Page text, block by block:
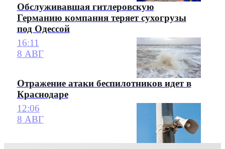
Обслуживавшая гитлеровскую
Германию компания теряет сухогрузы
под Одессой
16:11
8 АВГ
Отражение атаки беспилотников идет в
Краснодаре
12:06
8 АВГ